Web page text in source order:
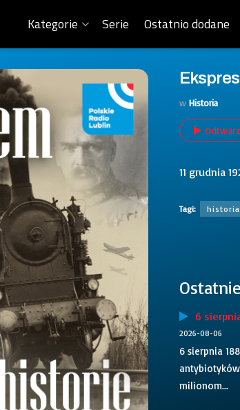
Kategorie Serie Ostatnio dodane
w Historia
11 grudnia
Tagi: historia
6
2026-08-06
6 sierpnia
milionom...